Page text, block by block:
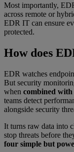
Most importantly,
across remote or
EDR IT can ensure
protected.
How does
EDR watches
But security
when combined
teams detect
alongside security
It turns raw data into
stop threats before
four simple but